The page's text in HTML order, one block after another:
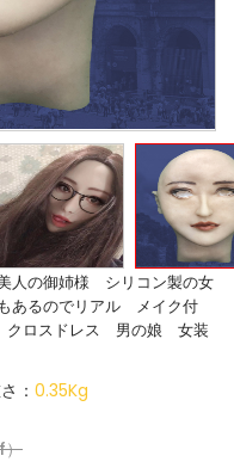
人の御姉様 シリコン製の女
あるのでリアル メイク付
ロスドレス 男の娘 女装
： 0.35Kg
）